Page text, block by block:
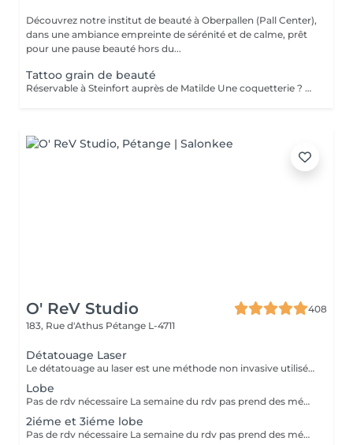
Découvrez notre institut de beauté à Oberpallen (Pall Center),
dans une ambiance empreinte de sérénité et de calme, prêt
pour une pause beauté hors du...
Tattoo grain de beauté
Réservable à Steinfort auprès de Matilde Une coquetterie ? Accentuer un grain de beauté déjà existant ? Une jolie mouche à la Maryline Monroe ? Au choix... Sans douleur, pas de retouche nécessaire ( mais comprise si besoin ), longue durée dans le temps ( jusqu'à 18 mois )
O' ReV Studio
408
183, Rue d'Athus Pétange L-4711
Détatouage Laser
Le détatouage au laser est une méthode non invasive utilisée pour enlever un tatouage de la peau en utilisant un laser. Ce processus est très populaire, car il permet de supprimer les tatouages de manière efficace tout en minimisant les risques de cicatrices. Le principe repose sur l'utilisation d e faisceaux lumineux qui fragmentent les pigments du tatouage.
Lobe
Pas de rdv nécessaire La semaine du rdv pas prend des médicaments, des anti-inflamatoires, des antibiotiques et de cortisone.
2iéme et 3iéme lobe
Pas de rdv nécessaire La semaine du rdv pas prend des médicaments, des anti-inflamatoires, des antibiotiques et de cortisone.